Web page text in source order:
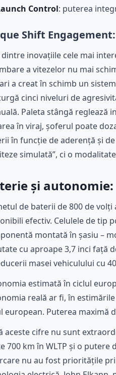
Control: puterea
Shift
dintre inovațiile cele mai
a vitezelor nu mai
a creat în schimb un
cinci niveluri de
Paleta stângă reglează
în viraj, șoferul poate
în funcție de aderență și
simulată”, ci o
și
de baterii de 800 de
efectiv. Celulele de tip
montată în șasiu –
cu aproape 3,7 inci față
masei vehiculului cu
estimată în ciclul
reală ar fi, în
european. Puterea maximă
aceste cifre nu sunt
700 km în WLTP și o
nu au fost prioritățile